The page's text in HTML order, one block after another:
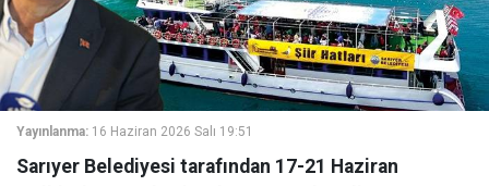
Yayınlanma: 16 Haziran 2026 Salı 19:51
Sarıyer Belediyesi tarafından 17-21 Haziran